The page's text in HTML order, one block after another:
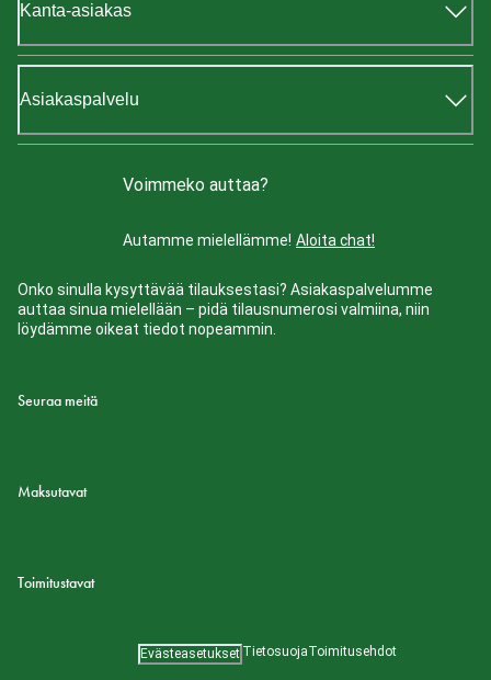
Kanta-asiakas
Asiakaspalvelu
Voimmeko auttaa?
Autamme mielellämme! Aloita chat!
Onko sinulla kysyttävää tilauksestasi? Asiakaspalvelumme
auttaa sinua mielellään – pidä tilausnumerosi valmiina, niin
löydämme oikeat tiedot nopeammin.
Seuraa meitä
Maksutavat
Toimitustavat
Evästeasetukset TietosuojaToimitusehdot